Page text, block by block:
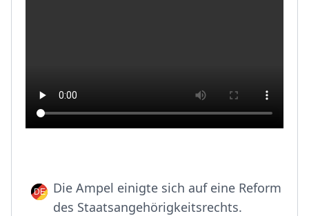
Die Ampel einigte sich auf eine Reform
des Staatsangehörigkeitsrechts.